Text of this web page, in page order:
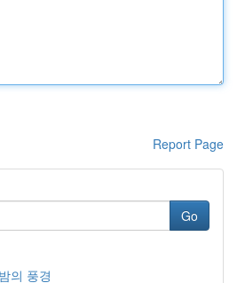
Report Page
Go
의 풍경